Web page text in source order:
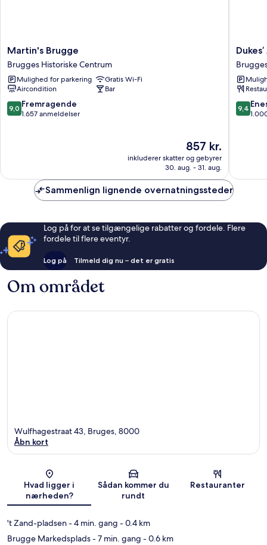
Martin's
Brugge
Brugges
Historiske
Centrum
Martin's Brugge
Brugges Historiske Centrum
Mulighed for parkering
Gratis Wi-Fi
Aircondition
Bar
9.0
ud
9,0 Fremragende
1.657 anmeldelser
Prisen
857 kr.
857 kr.
inkluderer skatter og gebyrer
30. aug. - 31. aug.
Dukes’
Arches
–
by
Dukes’
Hotel
9.4
ud
9,4
Sammenlign lignende overnatningssteder
Log på for at se tilgængelige rabatter og fordele. Flere
fordele til flere eventyr.
Log på Tilmeld dig nu – det er gratis
Om området
Kort
Wulfhagestraat 43, Bruges, 8000
Åbn kort
Hvad ligger i
nærheden?
Sådan kommer du
rundt
Restauranter
't Zand-pladsen- 4 min. gang - 0.4 km
Brugge Markedsplads- 7 min. gang - 0.6 km